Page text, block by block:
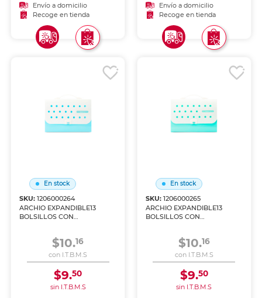
Envío a domicilio
Recoge en tienda
Envío a domicilio
Recoge en tienda
En stock
SKU:1206000264
ARCHIO EXPANDIBLE13
BOLSILLOS CON
$10.16
con I.T.B.M.S
$9.50
sin I.T.B.M.S
En stock
SKU: 1206000265
ARCHIO EXPANDIBLE13
BOLSILLOS CON
$10.16
con I.T.B.M.S
$9.50
sin I.T.B.M.S